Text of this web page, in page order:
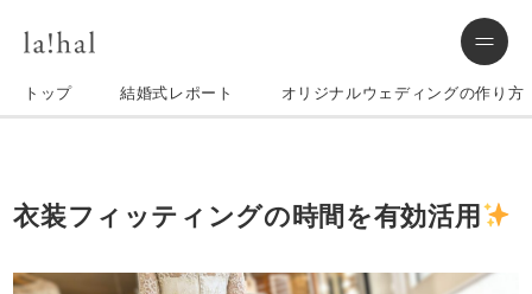
トップ 結婚式レポート オリジナルウェディングの作り方
衣装フィッティングの時間を有効活用